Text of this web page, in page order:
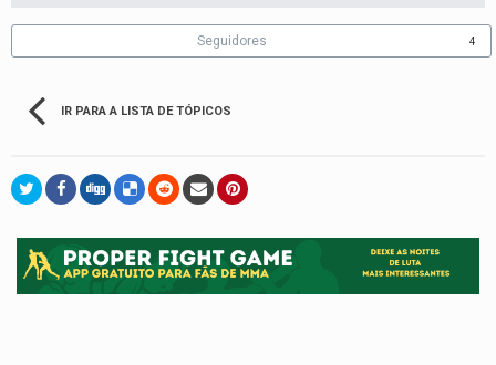
Seguidores 4
IR PARA A LISTA DE TÓPICOS